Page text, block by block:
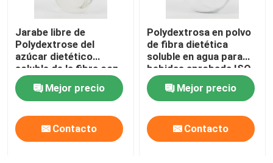
Jarabe libre de
Polydextrose del
azúcar dietético
soluble de la fibra con
el mismo líquido de
Polydextrose del color
claro para los
productos libres del
azúcar
Mejor precio
Contacto
Polydextrosa en polvo
de fibra dietética
soluble en agua para
bebidas aprobada ISO
Mejor precio
Contacto